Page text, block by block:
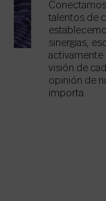
talentos de
sinergias,
activamente
visión de
opinión de
importa.